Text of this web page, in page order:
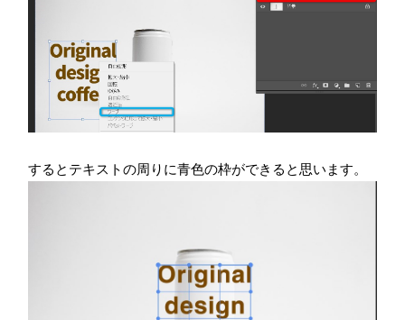
するとテキストの周りに青色の枠ができると思います。